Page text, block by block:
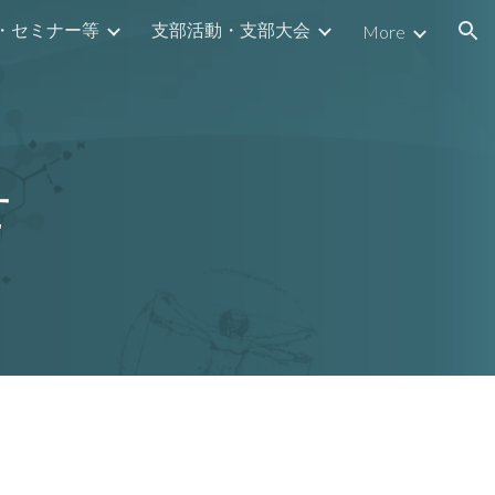
セミナー等 支部活動・支部大会 More